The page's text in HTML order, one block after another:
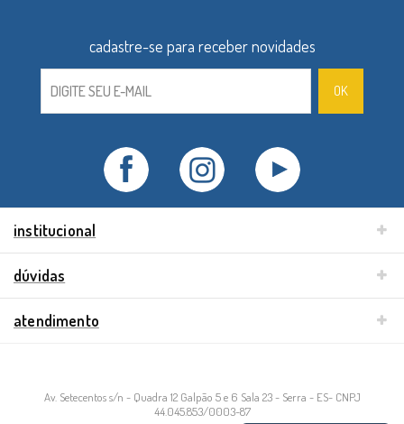
institucional
dúvidas
atendimento
Av. Setecentos s/n - Quadra 12 Galpão 5 e 6 Sala 23 - Serra - ES- CNPJ
44.045.853/0003-87